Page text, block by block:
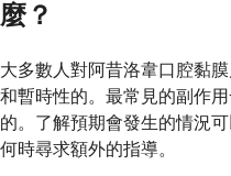
麼？
大多數人對阿昔洛韋口腔黏
和暫時性的。最常見的副作
的。了解預期會發生的情況
何時尋求額外的指導。